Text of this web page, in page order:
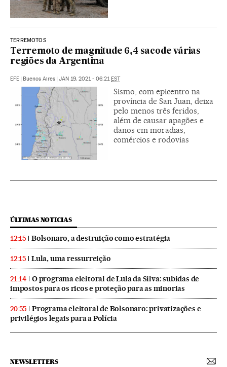
TERREMOTOS
Terremoto de magnitude 6,4 sacode várias
regiões da Argentina
EFE | Buenos Aires | JAN 19, 2021 - 06:21EST
Sismo, com epicentro na
província de San Juan, deixa
pelo menos três feridos,
além de causar apagões e
danos em moradias,
comércios e rodovias
ÚLTIMAS NOTICIAS
12:15 Bolsonaro, a destruição como estratégia
12:15 Lula, uma ressurreição
21:14
O programa eleitoral de Lula da Silva: subidas de
impostos para os ricos e proteção para as minorias
20:55
Programa eleitoral de Bolsonaro: privatizações e
privilégios legais para a Polícia
NEWSLETTERS